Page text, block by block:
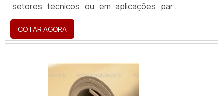
setores técnicos ou em aplicações para
manutenção de maquinários industriais.MAIS
DETALHES ACERCA DO PRODUTOEles
possuem características técnicas próprias,
tipo, o que o permite atender as mais
variadas aplicações. Existem vários tipos de
borracha: as de uso mais geral e as mais
COTAR AGORA